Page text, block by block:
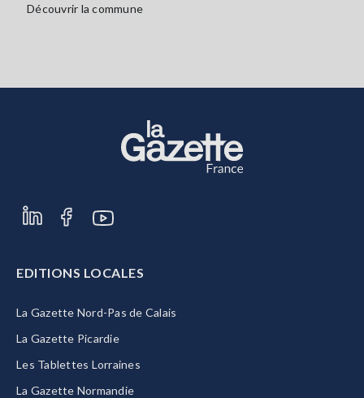
Découvrir la commune
EDITIONS LOCALES
La Gazette Nord-Pas de Calais
La Gazette Picardie
Les Tablettes Lorraines
La Gazette Normandie